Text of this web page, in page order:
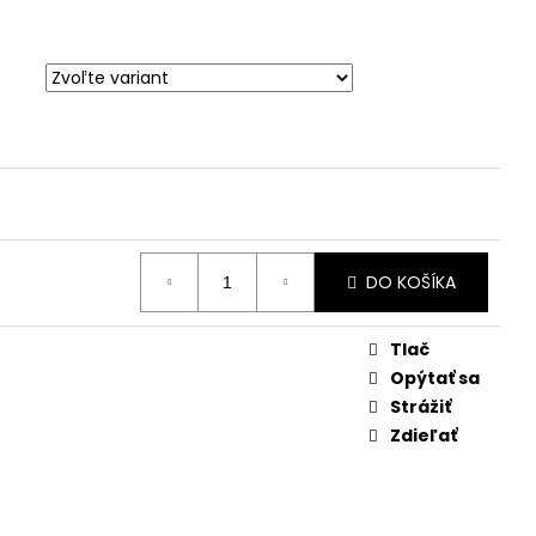
DO KOŠÍKA
Tlač
Opýtať sa
Strážiť
Zdieľať